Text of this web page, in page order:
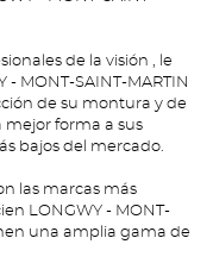
de la visión , le
MONT-SAINT-MARTIN
de su montura y de
mejor forma a sus
bajos del mercado.
las marcas más
LONGWY - MONT-
una amplia gama de